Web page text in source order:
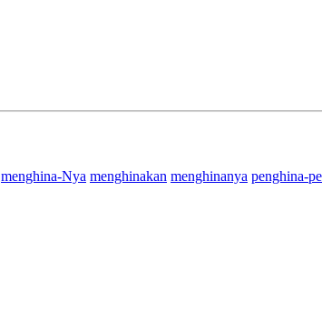
menghina-Nya menghinakan menghinanya penghina-